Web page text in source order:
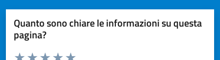
Quanto sono chiare le informazioni su questa
pagina?
Valuta da 1 a 5 stelle la pagina